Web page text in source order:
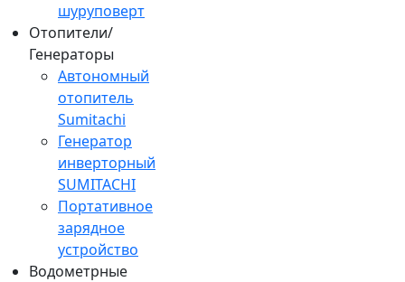
шуруповерт
Отопители/
Генераторы
Автономный
отопитель
Sumitachi
Генератор
инверторный
SUMITACHI
Портативное
зарядное
устройство
Водометрные